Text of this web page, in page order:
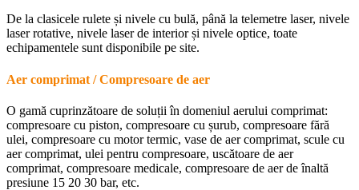
De la clasicele rulete și nivele cu bulă, până la telemetre laser, nivele
laser rotative, nivele laser de interior și nivele optice, toate
echipamentele sunt disponibile pe site.
Aer comprimat / Compresoare de aer
O gamă cuprinzătoare de soluții în domeniul aerului comprimat:
compresoare cu piston, compresoare cu șurub, compresoare fără
ulei, compresoare cu motor termic, vase de aer comprimat, scule cu
aer comprimat, ulei pentru compresoare, uscătoare de aer
comprimat, compresoare medicale, compresoare de aer de înaltă
presiune 15 20 30 bar, etc.